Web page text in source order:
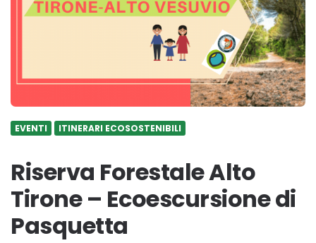
EVENTI ITINERARI ECOSOSTENIBILI
Riserva Forestale Alto
Tirone – Ecoescursione di
Pasquetta